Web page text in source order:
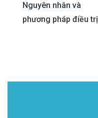
navigation
Nguyên nhân và
phương pháp điều trị